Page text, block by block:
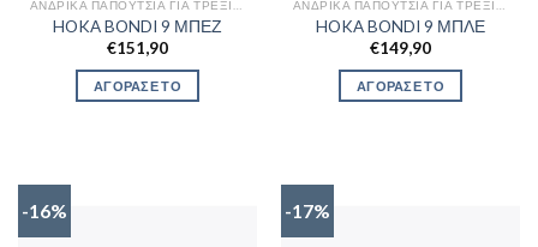
HOKA BONDI 9 ΜΠΕΖ
€151,90
ΑΓΟΡΑΣΕ ΤΟ
HOKA BONDI 9 ΜΠΛΕ
€149,90
ΑΓΟΡΑΣΕ ΤΟ
-16% -17%